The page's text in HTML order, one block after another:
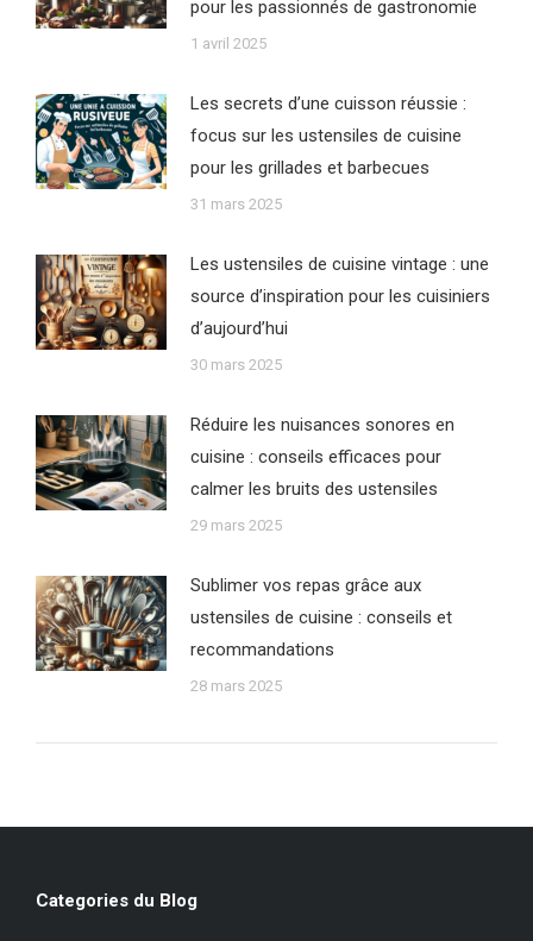
pour les passionnés de gastronomie
1 avril 2025
Les secrets d’une cuisson réussie :
focus sur les ustensiles de cuisine
pour les grillades et barbecues
31 mars 2025
Les ustensiles de cuisine vintage : une
source d’inspiration pour les cuisiniers
d’aujourd’hui
30 mars 2025
Réduire les nuisances sonores en
cuisine : conseils efficaces pour
calmer les bruits des ustensiles
29 mars 2025
Sublimer vos repas grâce aux
ustensiles de cuisine : conseils et
recommandations
28 mars 2025
Categories du Blog